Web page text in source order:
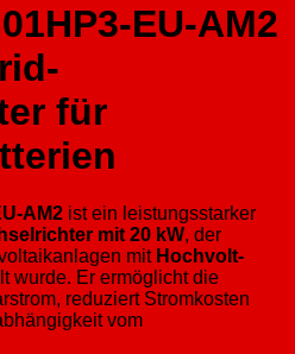
EU-AM2
für
AM2 ist ein leistungsstarker
mit 20 kW, der
mit Hochvolt-
wurde. Er ermöglicht die
reduziert Stromkosten
vom